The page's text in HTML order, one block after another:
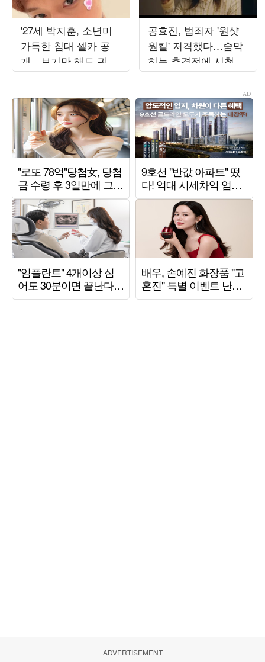
'27세 박지훈, 소년미
가득한 침대 셀카 공
개…보기만 해도 귀여
운 비주얼
공효진, 범죄자 '원샷
원킬' 저격했다…숨막
히는 추격전에 시청률
'8.3%→9.4%' 상승 ('유
ADVERTISEMENT